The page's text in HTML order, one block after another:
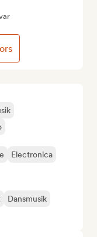
Electronica
Dansmusik